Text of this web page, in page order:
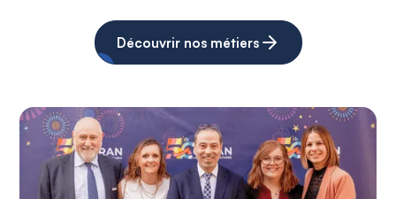
Découvrir nos métiers